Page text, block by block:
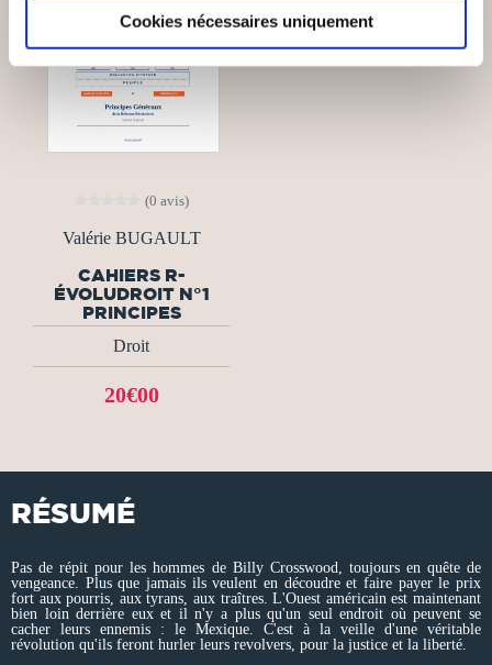
Cookies nécessaires uniquement
(0 avis)
Valérie BUGAULT
CAHIERS R-
ÉVOLUDROIT N°1
PRINCIPES
Droit
20€00
RÉSUMÉ
Pas de répit pour les hommes de Billy Crosswood, toujours en quête de
vengeance. Plus que jamais ils veulent en découdre et faire payer le prix
fort aux pourris, aux tyrans, aux traîtres. L'Ouest américain est maintenant
bien loin derrière eux et il n'y a plus qu'un seul endroit où peuvent se
cacher leurs ennemis : le Mexique. C'est à la veille d'une véritable
révolution qu'ils feront hurler leurs revolvers, pour la justice et la liberté.